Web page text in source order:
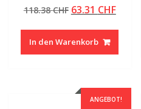
5.00
von 5
118.38CHF Ursprünglicher
war:
118.38 CHF
63.31 CHF
In den Warenkorb
ANGEBOT!